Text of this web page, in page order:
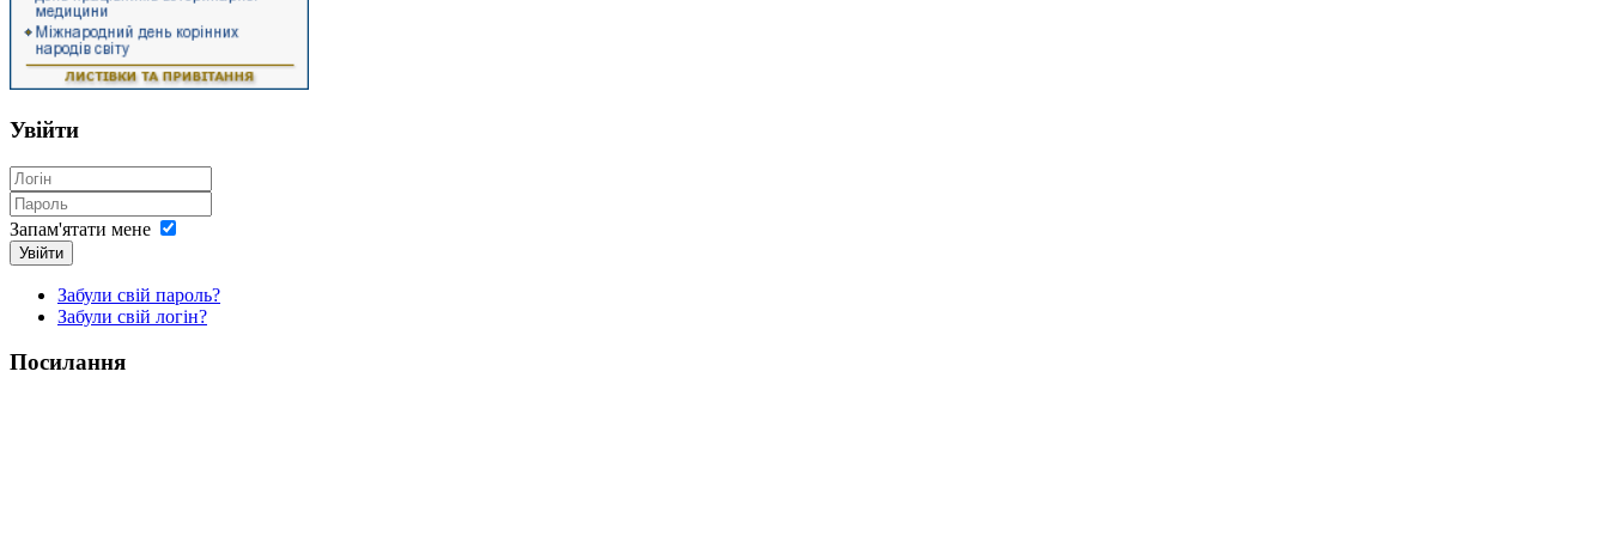
Увійти
Запам'ятати мене
Увійти
Забули свій пароль?
Забули свій логін?
Посилання